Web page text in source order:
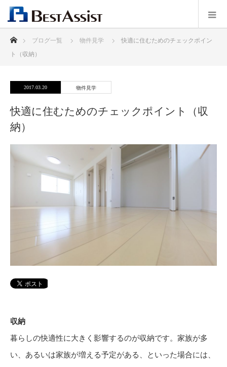
ホームブログ一覧 物件見学
快適に住むためのチェックポイン
ト（収納）
2017.03.20 物件見学
快適に住むためのチェックポイント（収
納）
収納
暮らしの快適性に大きく影響するのが収納です。家族が多
い、あるいは家族が増える予定がある、といった場合には、